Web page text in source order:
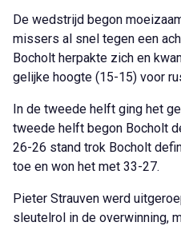
De wedstrijd begon
missers al snel tegen een
Bocholt herpakte zich en
gelijke hoogte (15-15) voor
In de tweede helft ging het
tweede helft begon Bocholt
26-26 stand trok Bocholt
toe en won het met 33-27.
Pieter Strauven werd
sleutelrol in de overwinning,